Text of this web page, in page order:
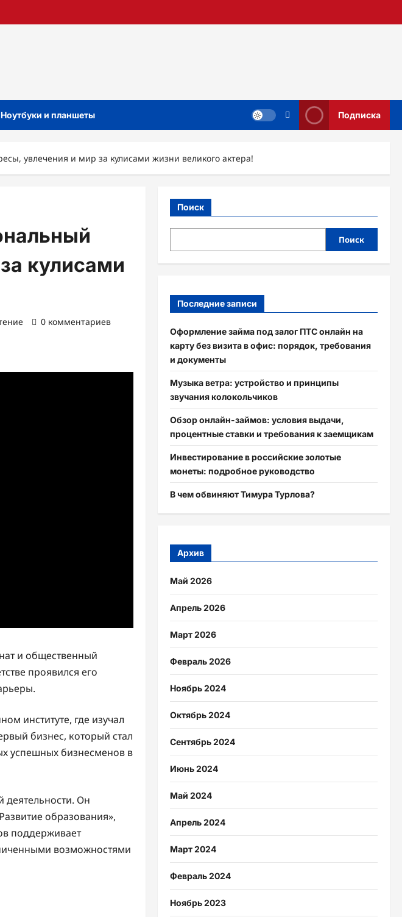
Ноутбуки и планшеты Подписка
увлечения и мир за кулисами жизни великого актера!
кулисами
0 комментариев
и общественный
проявился его
институте, где изучал
бизнес, который стал
успешных бизнесменов в
деятельности. Он
образования»,
поддерживает
возможностями
Поиск
Поиск
Последние записи
Оформление займа под залог ПТС онлайн на
карту без визита в офис: порядок, требования
и документы
Музыка ветра: устройство и принципы
звучания колокольчиков
Обзор онлайн-займов: условия выдачи,
процентные ставки и требования к заемщикам
Инвестирование в российские золотые
монеты: подробное руководство
В чем обвиняют Тимура Турлова?
Архив
Май 2026
Апрель 2026
Март 2026
Февраль 2026
Ноябрь 2024
Октябрь 2024
Сентябрь 2024
Июнь 2024
Май 2024
Апрель 2024
Март 2024
Февраль 2024
Ноябрь 2023